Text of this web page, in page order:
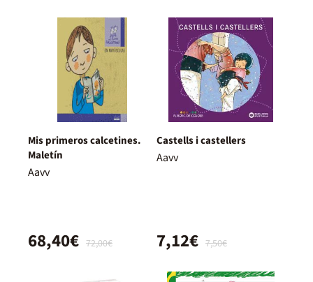
Mis primeros calcetines.
Maletín
Aavv
72,00€
68,40€
Castells i castellers
Aavv
7,50€
7,12€